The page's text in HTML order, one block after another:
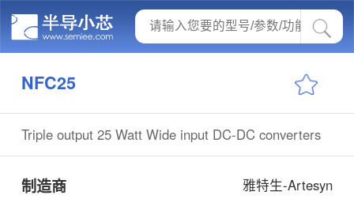
NFC25
Triple output 25 Watt Wide input DC-DC converters
制造商 雅特生-Artesyn